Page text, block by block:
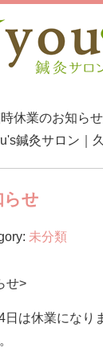
休業のお知ら
鍼灸サロン｜
らせ
未分類
せ>
日は休業になり